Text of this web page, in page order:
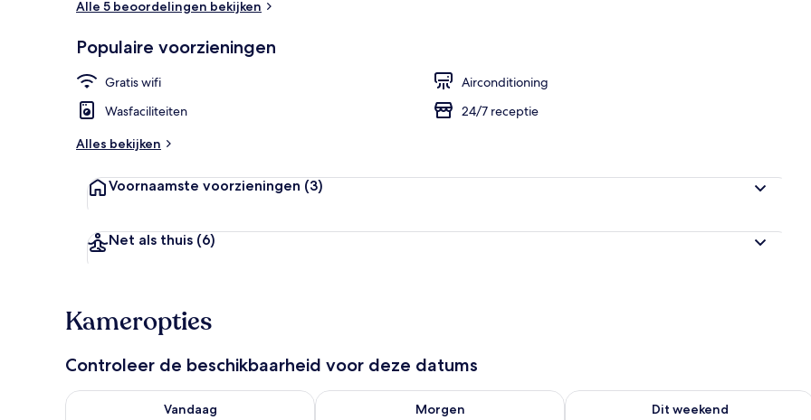
Familie penthouse, 2 slaapkamers, uitzicht op stad | Privékeuken | Een koelkast, eettafels
Alle 5 beoordelingen bekijken
Populaire voorzieningen
Gratis wifi
Airconditioning
Wasfaciliteiten
24/7 receptie
Alles bekijken
Voornaamste voorzieningen (3)
Net als thuis (6)
Kameropties
Controleer de beschikbaarheid voor deze datums
Vandaag
De beschikbaarheid controleren voor vanavond aug 9 - aug 10
Morgen
De beschikbaarheid controleren voor morgen aug 10 - aug 11
Dit weekend
De beschikbaarheid controleren voor